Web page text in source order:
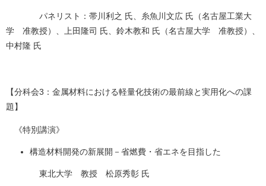
パネリスト：帯川利之 氏、糸魚川文広 氏（名古屋工業大
学 准教授）、上田隆司 氏、鈴木教和 氏（名古屋大学 准教授）、
中村隆 氏
【分科会3：金属材料における軽量化技術の最前線と実用化への課
題】
《特別講演》
構造材料開発の新展開－省燃費・省エネを目指した
東北大学 教授 松原秀彰 氏